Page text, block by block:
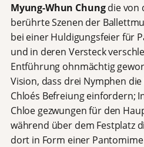
Myung-Whun Chungdie von
berührte Szenen der
bei einer Huldigungsfeier für
und in deren Versteck
Entführung ohnmächtig
Vision, dass drei Nymphen
Chloés Befreiung einfordern;
Chloe gezwungen für den
während über dem Festplatz
dort in Form einer